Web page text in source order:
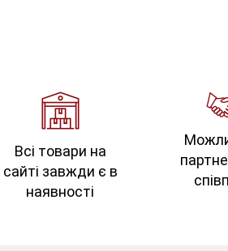
Всі товари на
сайті завжди є в
наявності